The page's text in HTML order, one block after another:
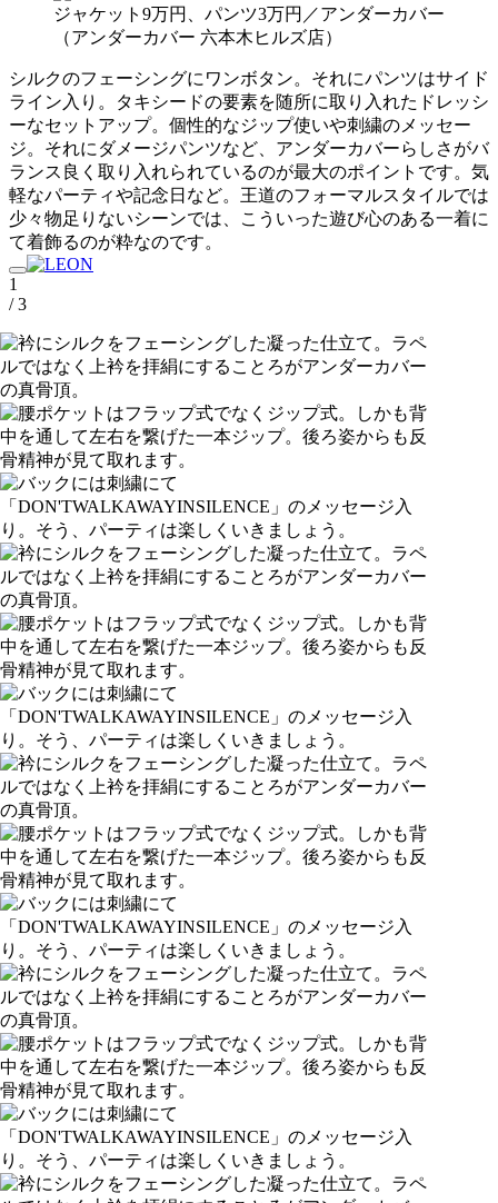
ジャケット9万円、パンツ3万円／アンダーカバー
（アンダーカバー 六本木ヒルズ店）
シルクのフェーシングにワンボタン。それにパンツはサイド
ライン入り。タキシードの要素を随所に取り入れたドレッシ
ーなセットアップ。個性的なジップ使いや刺繍のメッセー
ジ。それにダメージパンツなど、アンダーカバーらしさがバ
ランス良く取り入れられているのが最大のポイントです。気
軽なパーティや記念日など。王道のフォーマルスタイルでは
少々物足りないシーンでは、こういった遊び心のある一着に
て着飾るのが粋なのです。
1
/ 3